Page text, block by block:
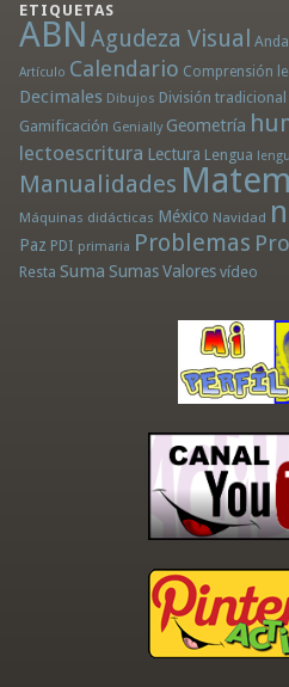
ETIQUETAS
ABN Agudeza Visual
Artículo Calendario Comprensión
Decimales Dibujos División tradicional
Gamificación Genially Geometría
lectoescritura Lectura Lengua
Manualidades
Máquinas didácticas México Navidad
Paz PDI primaria Problemas
Resta Suma Sumas Valores vídeo